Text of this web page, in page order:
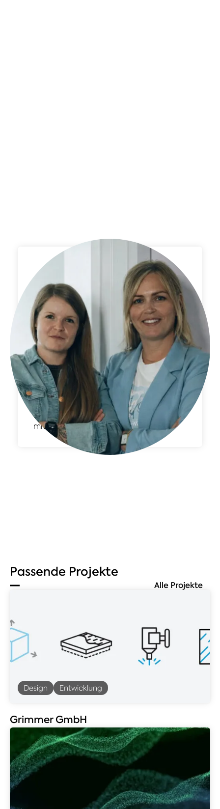
Albert & Bergmann
Albert und Bergmann Haus- und
Industrietechnik GmbH & Co. KG
Die Zusammenarbeit mit dem Team
mohr. hat von Anfang an richtig Spaß
gemacht. Kurze Wege, kreative Ideen
und ein super Gespür für unsere
Wünsche – genau so stellt man sich ein
gemeinsames Projekt vor. Unsere neue
Website passt perfekt zu Albert &
Bergmann und wir sind mehr als happy
mit dem Ergebnis.
Passende Projekte
Alle Projekte
Design Entwicklung
Grimmer GmbH